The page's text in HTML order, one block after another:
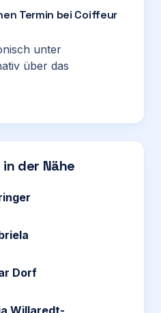
Termin bei Coiffeur
unter
über das
der Nähe
Dorf
Willaredt-